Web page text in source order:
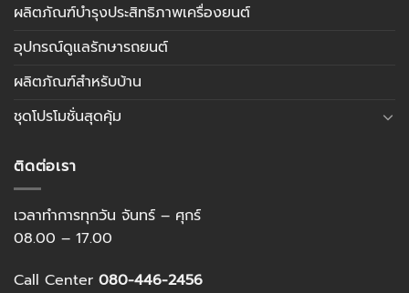
ผลิตภัณฑ์บำรุงประสิทธิภาพเครื่องยนต์
อุปกรณ์ดูแลรักษารถยนต์
ผลิตภัณฑ์สำหรับบ้าน
ชุดโปรโมชั่นสุดคุ้ม
ติดต่อเรา
เวลาทำการทุกวัน จันทร์ – ศุกร์
08.00 – 17.00
Call Center 080-446-2456